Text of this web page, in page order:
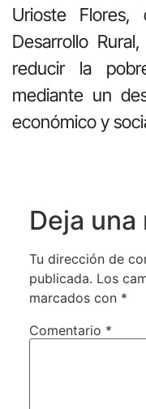
Urioste Flores,
Desarrollo
reducir la
mediante un
económico y
Deja
Tu dirección de
publicada. Los
marcados con *
Comentario *